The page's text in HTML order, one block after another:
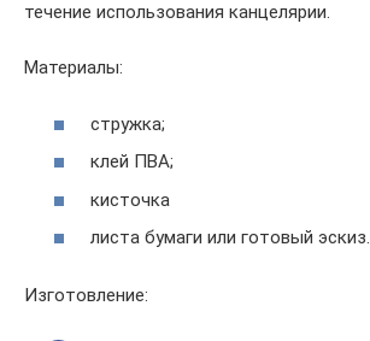
течение использования канцелярии.
Материалы:
стружка;
клей ПВА;
кисточка
листа бумаги или готовый эскиз.
Изготовление: